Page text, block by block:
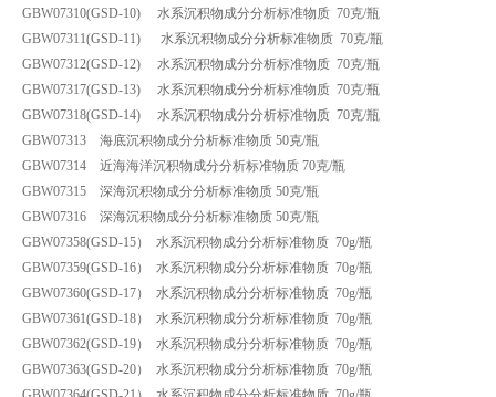
GBW07310(GSD-10) 水系沉积物成分分析标准物质 70克/瓶
GBW07311(GSD-11) 水系沉积物成分分析标准物质 70克/瓶
GBW07312(GSD-12) 水系沉积物成分分析标准物质 70克/瓶
GBW07317(GSD-13) 水系沉积物成分分析标准物质 70克/瓶
GBW07318(GSD-14) 水系沉积物成分分析标准物质 70克/瓶
GBW07313 海底沉积物成分分析标准物质 50克/瓶
GBW07314 近海海洋沉积物成分分析标准物质 70克/瓶
GBW07315 深海沉积物成分分析标准物质 50克/瓶
GBW07316 深海沉积物成分分析标准物质 50克/瓶
GBW07358(GSD-15） 水系沉积物成分分析标准物质 70g/瓶
GBW07359(GSD-16） 水系沉积物成分分析标准物质 70g/瓶
GBW07360(GSD-17） 水系沉积物成分分析标准物质 70g/瓶
GBW07361(GSD-18） 水系沉积物成分分析标准物质 70g/瓶
GBW07362(GSD-19） 水系沉积物成分分析标准物质 70g/瓶
GBW07363(GSD-20） 水系沉积物成分分析标准物质 70g/瓶